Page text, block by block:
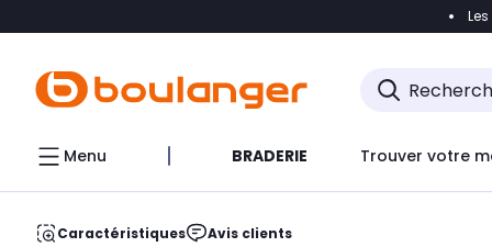
Accéder
Menu BRADERIE Trouver votre
Caractéristiques Avis clients